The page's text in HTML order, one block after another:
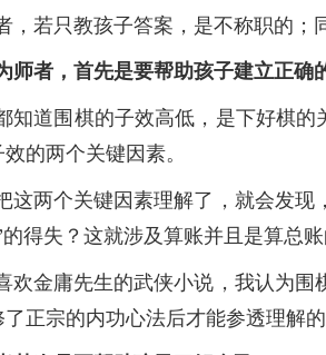
，若只教孩子答案，是不称职的
师者，首先是要帮助孩子建立正确
知道围棋的子效高低，是下好棋
的两个关键因素。
这两个关键因素理解了，就会发现
的得失？这就涉及算账并且是算总
欢金庸先生的武侠小说，我认为围
了正宗的内功心法后才能参透理解